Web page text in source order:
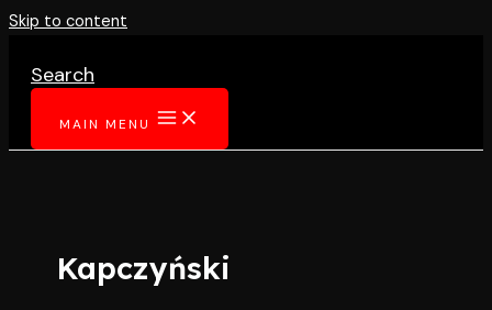
Skip to content
Search
MAIN MENU
Kapczyński